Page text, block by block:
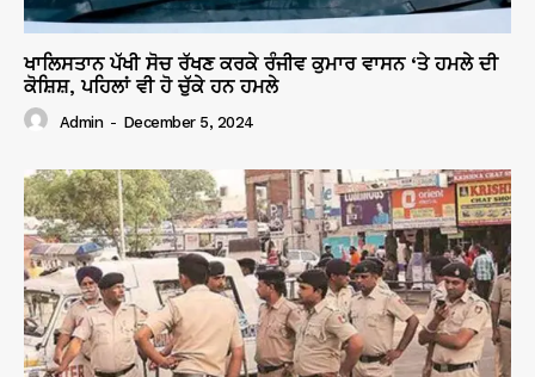
ਖਾਲਿਸਤਾਨ ਪੱਖੀ ਸੋਚ ਰੱਖਣ ਕਰਕੇ ਰੰਜੀਵ ਕੁਮਾਰ ਵਾਸਨ ‘ਤੇ ਹਮਲੇ ਦੀ
ਕੋਸ਼ਿਸ਼, ਪਹਿਲਾਂ ਵੀ ਹੋ ਚੁੱਕੇ ਹਨ ਹਮਲੇ
Admin - December 5, 2024